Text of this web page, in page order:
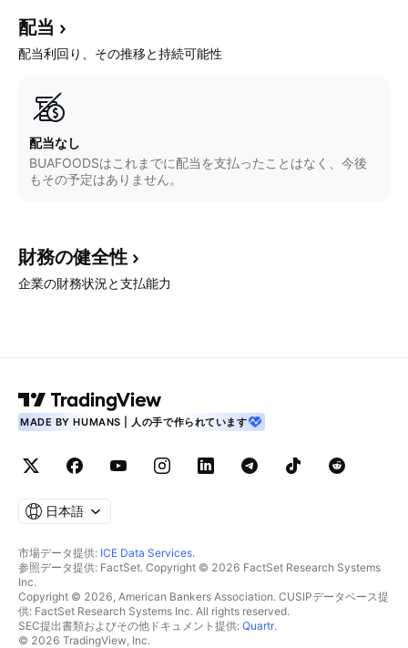
配当
配当利回り、その推移と持続可能性
配当なし
BUAFOODSはこれまでに配当を支払ったことはなく、今後
もその予定はありません。
財務の健全性
企業の財務状況と支払能力
MADE BY HUMANS | 人の手で作られています
日本語
市場データ提供: ICE Data Services.
参照データ提供: FactSet. Copyright © 2026 FactSet Research Systems
Inc.
Copyright © 2026, American Bankers Association. CUSIPデータベース提
供: FactSet Research Systems Inc. All rights reserved.
SEC提出書類およびその他ドキュメント提供: Quartr.
© 2026 TradingView, Inc.